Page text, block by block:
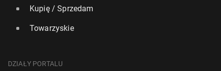
Kupię / Sprzedam
Towarzyskie
DZIAŁY PORTALU